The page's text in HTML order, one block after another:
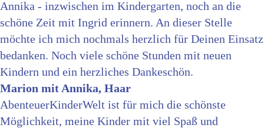
Annika - inzwischen im Kindergarten, noch an die
schöne Zeit mit Ingrid erinnern. An dieser Stelle
möchte ich mich nochmals herzlich für Deinen Einsatz
bedanken. Noch viele schöne Stunden mit neuen
Kindern und ein herzliches Dankeschön.
Marion mit Annika, Haar
AbenteuerKinderWelt ist für mich die schönste
Möglichkeit, meine Kinder mit viel Spaß und